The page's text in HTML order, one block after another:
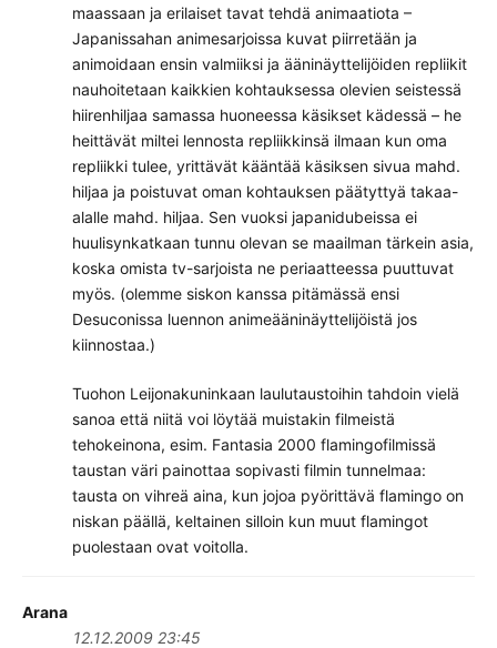
maassaan ja erilaiset tavat tehdä animaatiota –
Japanissahan animesarjoissa kuvat piirretään ja
animoidaan ensin valmiiksi ja ääninäyttelijöiden repliikit
nauhoitetaan kaikkien kohtauksessa olevien seistessä
hiirenhiljaa samassa huoneessa käsikset kädessä – he
heittävät miltei lennosta repliikkinsä ilmaan kun oma
repliikki tulee, yrittävät kääntää käsiksen sivua mahd.
hiljaa ja poistuvat oman kohtauksen päätyttyä takaa-
alalle mahd. hiljaa. Sen vuoksi japanidubeissa ei
huulisynkatkaan tunnu olevan se maailman tärkein asia,
koska omista tv-sarjoista ne periaatteessa puuttuvat
myös. (olemme siskon kanssa pitämässä ensi
Desuconissa luennon animeääninäyttelijöistä jos
kiinnostaa.)
Tuohon Leijonakuninkaan laulutaustoihin tahdoin vielä
sanoa että niitä voi löytää muistakin filmeistä
tehokeinona, esim. Fantasia 2000 flamingofilmissä
taustan väri painottaa sopivasti filmin tunnelmaa:
tausta on vihreä aina, kun jojoa pyörittävä flamingo on
niskan päällä, keltainen silloin kun muut flamingot
puolestaan ovat voitolla.
Arana
12.12.2009 23:45